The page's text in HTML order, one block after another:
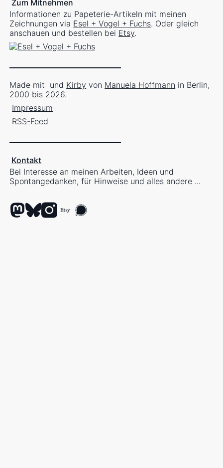
Zum Mitnehmen
Informationen zu Papeterie-Artikeln mit meinen
Zeichnungen via Esel + Vogel + Fuchs. Oder gleich
anschauen und bestellen bei Etsy.
Made mit und Kirby von Manuela Hoffmann in Berlin,
2000 bis 2026.
Impressum
RSS-Feed
Kontakt
Bei Interesse an meinen Arbeiten, Ideen und
Spontangedanken, für Hinweise und alles andere ...